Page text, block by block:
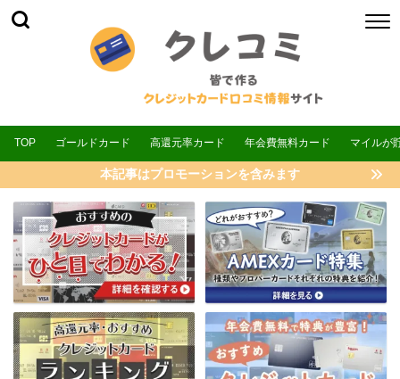
TOP ゴールドカード 高還元率カード 年会費無料カード マイルが
本記事はプロモーションを含みます